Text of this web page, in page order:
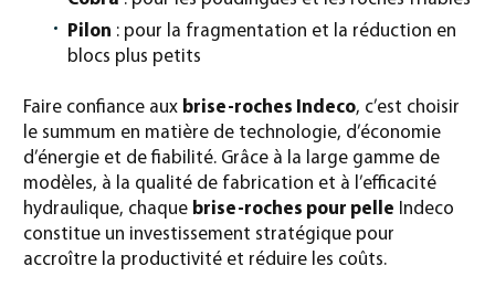
Pilon : pour la fragmentation et la réduction en
blocs plus petits
Faire confiance aux brise-roches Indeco, c’est choisir
le summum en matière de technologie, d’économie
d’énergie et de fiabilité. Grâce à la large gamme de
modèles, à la qualité de fabrication et à l’efficacité
hydraulique, chaque brise-roches pour pelle Indeco
constitue un investissement stratégique pour
accroître la productivité et réduire les coûts.